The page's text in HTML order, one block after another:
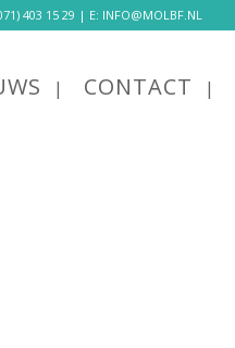
403 15 29 | E: INFO@MOLBF.NL
CONTACT